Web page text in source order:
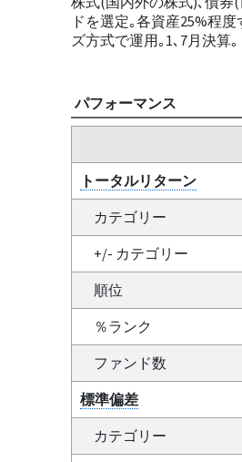
ドを選定｡各資産25%程
ズ方式で運用｡1､7月決算｡
パフォーマンス
トータルリターン
カテゴリー
+/- カテゴリー
順位
％ランク
ファンド数
標準偏差
カテゴリー